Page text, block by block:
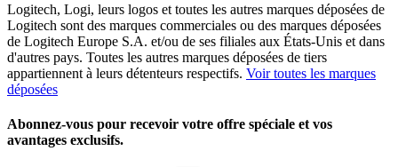
Logitech, Logi, leurs logos et toutes les autres marques déposées de
Logitech sont des marques commerciales ou des marques déposées
de Logitech Europe S.A. et/ou de ses filiales aux États-Unis et dans
d'autres pays. Toutes les autres marques déposées de tiers
appartiennent à leurs détenteurs respectifs. Voir toutes les marques
déposées
Abonnez-vous pour recevoir votre offre spéciale et vos
avantages exclusifs.